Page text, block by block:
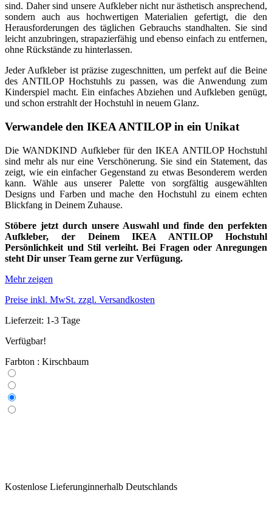
sind. Daher sind unsere Aufkleber nicht nur ästhetisch ansprechend,
sondern auch aus hochwertigen Materialien gefertigt, die den
Herausforderungen des täglichen Gebrauchs standhalten. Sie sind
leicht anzubringen, strapazierfähig und ebenso einfach zu entfernen,
ohne Rückstände zu hinterlassen.
Jeder Aufkleber ist präzise zugeschnitten, um perfekt auf die Beine
des ANTILOP Hochstuhls zu passen, was die Anwendung zum
Kinderspiel macht. Ein einfaches Abziehen und Aufkleben genügt,
und schon erstrahlt der Hochstuhl in neuem Glanz.
Verwandele den IKEA ANTILOP in ein Unikat
Die WANDKIND Aufkleber für den IKEA ANTILOP Hochstuhl
sind mehr als nur eine Verschönerung. Sie sind ein Statement, das
zeigt, wie ein einfacher Gegenstand zu etwas Besonderem werden
kann. Wähle aus unserer Palette von sorgfältig ausgewählten
Designs und Farben und mache den Hochstuhl zu einem echten
Blickfang in Deinem Zuhause.
Stöbere jetzt durch unsere Auswahl und finde den perfekten
Aufkleber, der Deinem IKEA ANTILOP Hochstuhl
Persönlichkeit und Stil verleiht. Bei Fragen oder Anregungen
steht Dir unser Team gerne zur Verfügung.
Mehr zeigen
Preise inkl. MwSt. zzgl. Versandkosten
Lieferzeit: 1-3 Tage
Verfügbar!
Farbton : Kirschbaum
Kostenlose Lieferunginnerhalb Deutschlands